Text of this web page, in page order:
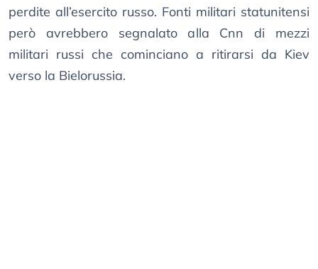
perdite all’esercito russo. Fonti militari statunitensi
però avrebbero segnalato alla Cnn di mezzi
militari russi che cominciano a ritirarsi da Kiev
verso la Bielorussia.